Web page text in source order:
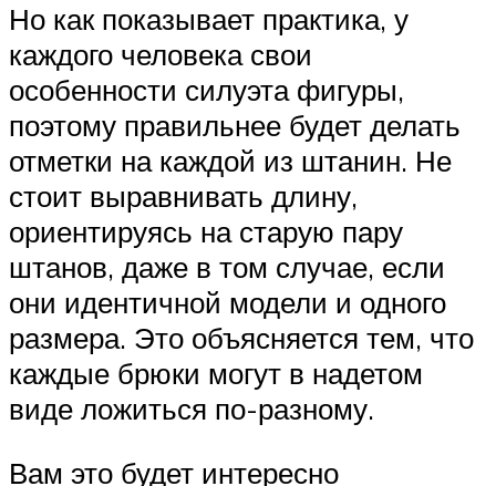
Но как показывает практика, у
каждого человека свои
особенности силуэта фигуры,
поэтому правильнее будет делать
отметки на каждой из штанин. Не
стоит выравнивать длину,
ориентируясь на старую пару
штанов, даже в том случае, если
они идентичной модели и одного
размера. Это объясняется тем, что
каждые брюки могут в надетом
виде ложиться по-разному.
Вам это будет интересно